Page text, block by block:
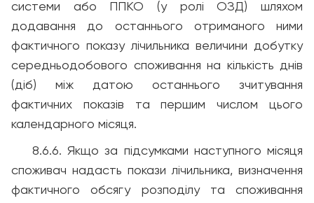
системи або ППКО (у ролі ОЗД) шляхом
додавання до останнього отриманого ними
фактичного показу лічильника величини добутку
середньодобового споживання на кількість днів
(діб) між датою останнього зчитування
фактичних показів та першим числом цього
календарного місяця.
8.6.6. Якщо за підсумками наступного місяця
споживач надасть покази лічильника, визначення
фактичного обсягу розподілу та споживання